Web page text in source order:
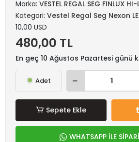
Marka: VESTEL REGAL SEG FINLUX HI-
Kategori: Vestel Regal Seg Nexon
10,00 USD
480,00 TL
En geç 10 Ağustos Pazartesi günü
Adet
Sepete Ekle
WHATSAPP İLE